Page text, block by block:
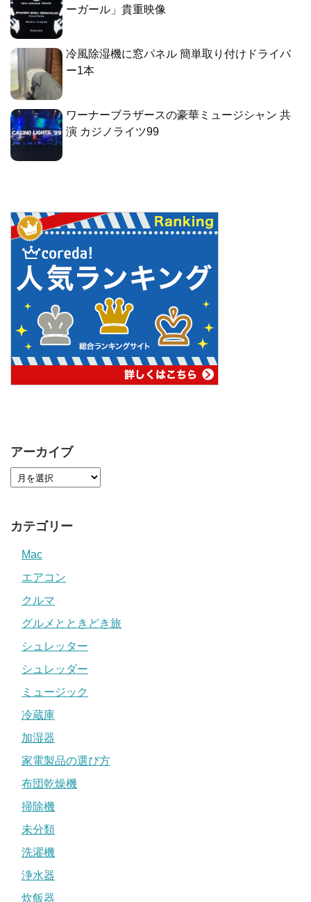
ーガール」貴重映像
冷風除湿機に窓パネル 簡単取り付けドライバ
ー1本
ワーナーブラザースの豪華ミュージシャン 共
演 カジノライツ99
アーカイブ
カテゴリー
Mac
エアコン
クルマ
グルメとときどき旅
シュレッター
シュレッダー
ミュージック
冷蔵庫
加湿器
家電製品の選び方
布団乾燥機
掃除機
未分類
洗濯機
浄水器
炊飯器